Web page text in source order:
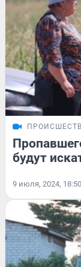
будут
9 июля, 2024, 18:50